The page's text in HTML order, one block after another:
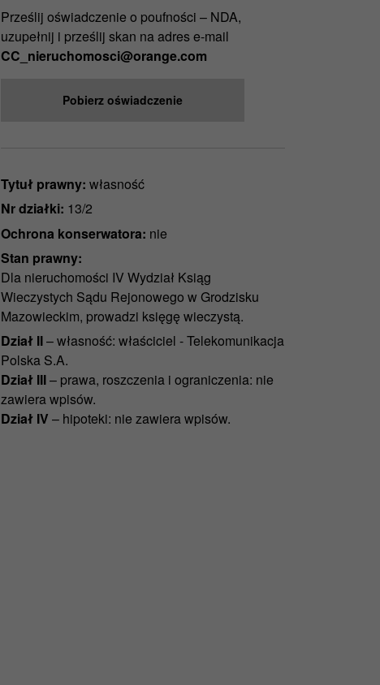
Prześlij oświadczenie o poufności – NDA,
uzupełnij i prześlij skan na adres e-mail
CC_nieruchomosci@orange.com
Pobierz oświadczenie
Tytuł prawny: własność
Nr działki: 13/2
Ochrona konserwatora: nie
Stan prawny:
Dla nieruchomości IV Wydział Ksiąg
Wieczystych Sądu Rejonowego w Grodzisku
Mazowieckim, prowadzi księgę wieczystą.
Dział II– własność: właściciel - Telekomunikacja
Polska S.A.
Dział III– prawa, roszczenia i ograniczenia: nie
zawiera wpisów.
Dział IV – hipoteki: nie zawiera wpisów.